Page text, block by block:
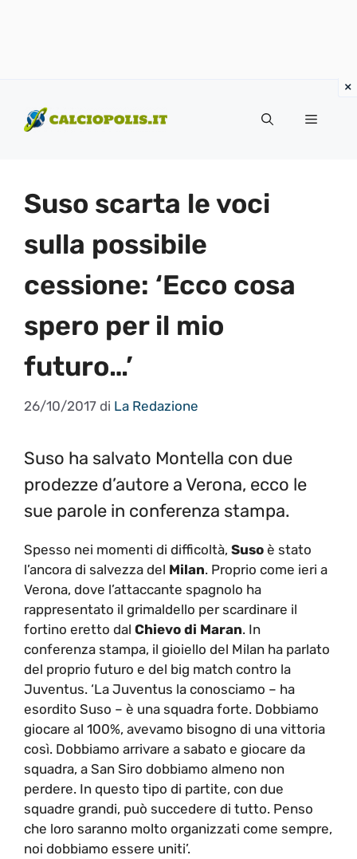
contenuto
Menu
Suso scarta le voci
sulla possibile
cessione: ‘Ecco cosa
spero per il mio
futuro…’
26/10/2017 di La Redazione
Suso ha salvato Montella con due
prodezze d’autore a Verona, ecco le
sue parole in conferenza stampa.
Spesso nei momenti di difficoltà, Suso è stato
l’ancora di salvezza del Milan. Proprio come ieri a
Verona, dove l’attaccante spagnolo ha
rappresentato il grimaldello per scardinare il
fortino eretto dal Chievo di Maran. In
conferenza stampa, il gioiello del Milan ha parlato
del proprio futuro e del big match contro la
Juventus. ‘La Juventus la conosciamo – ha
esordito Suso – è una squadra forte. Dobbiamo
giocare al 100%, avevamo bisogno di una vittoria
così. Dobbiamo arrivare a sabato e giocare da
squadra, a San Siro dobbiamo almeno non
perdere. In questo tipo di partite, con due
squadre grandi, può succedere di tutto. Penso
che loro saranno molto organizzati come sempre,
noi dobbiamo essere uniti’.